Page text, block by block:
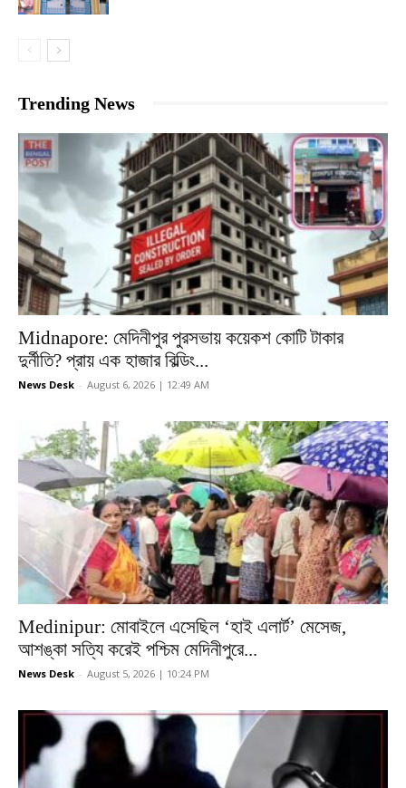
Trending News
Midnapore: মেদিনীপুর পুরসভায় কয়েকশ কোটি টাকার
দুর্নীতি? প্রায় এক হাজার বিল্ডিং...
News Desk - August 6, 2026 | 12:49 AM
Medinipur: মোবাইলে এসেছিল ‘হাই এলার্ট’ মেসেজ,
আশঙ্কা সত্যি করেই পশ্চিম মেদিনীপুরে...
News Desk - August 5, 2026 | 10:24 PM